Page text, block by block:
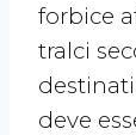
forbice
tralci
deve